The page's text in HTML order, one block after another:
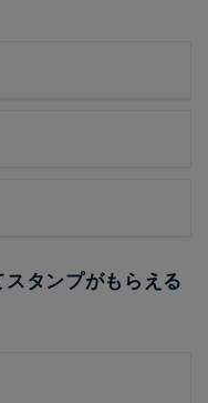
タンプがもらえる